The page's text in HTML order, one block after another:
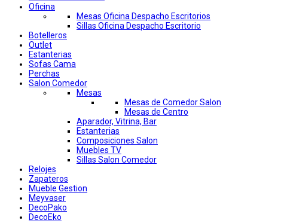
Oficina
Mesas Oficina Despacho Escritorios
Sillas Oficina Despacho Escritorio
Botelleros
Outlet
Estanterias
Sofas Cama
Perchas
Salon Comedor
Mesas
Mesas de Comedor Salon
Mesas de Centro
Aparador, Vitrina, Bar
Estanterias
Composiciones Salon
Muebles TV
Sillas Salon Comedor
Relojes
Zapateros
Mueble Gestion
Meyvaser
DecoPako
DecoEko